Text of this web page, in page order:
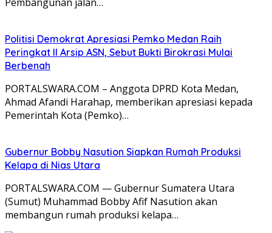
Politisi Demokrat Apresiasi Pemko Medan Raih
Peringkat II Arsip ASN, Sebut Bukti Birokrasi Mulai
Berbenah
PORTALSWARA.COM – Anggota DPRD Kota Medan,
Ahmad Afandi Harahap, memberikan apresiasi kepada
Pemerintah Kota (Pemko)…
Gubernur Bobby Nasution Siapkan Rumah Produksi
Kelapa di Nias Utara
PORTALSWARA.COM — Gubernur Sumatera Utara
(Sumut) Muhammad Bobby Afif Nasution akan
membangun rumah produksi kelapa…